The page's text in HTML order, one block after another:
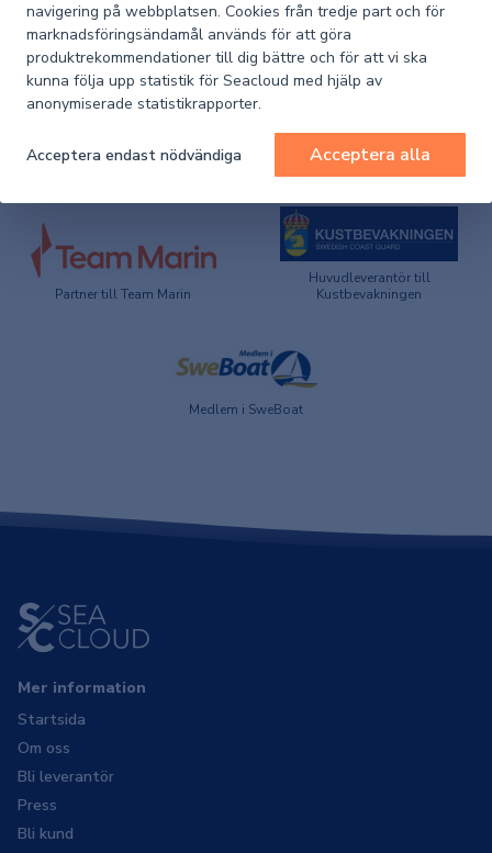
navigering på webbplatsen. Cookies från tredje part och för
marknadsföringsändamål används för att göra
produktrekommendationer till dig bättre och för att vi ska
kunna följa upp statistik för Seacloud med hjälp av
anonymiserade statistikrapporter.
Acceptera endast nödvändiga Acceptera alla
Beställningsvara
Pris (exkl. moms)
Partner till Team Marin
Huvudleverantör till
Kustbevakningen
Medlem i SweBoat
Mer information
Startsida
Om oss
Bli leverantör
Press
Bli kund